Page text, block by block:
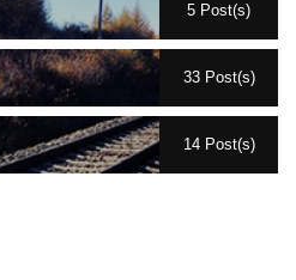
5 Post(s)
33 Post(s)
14 Post(s)